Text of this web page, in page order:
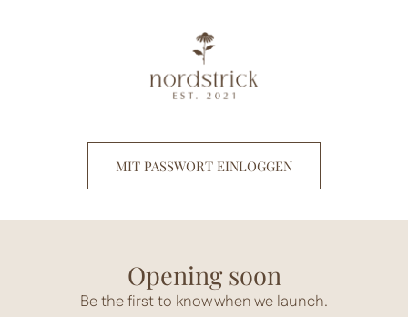
MIT PASSWORT EINLOGGEN
Opening soon
Be the first to know when we launch.